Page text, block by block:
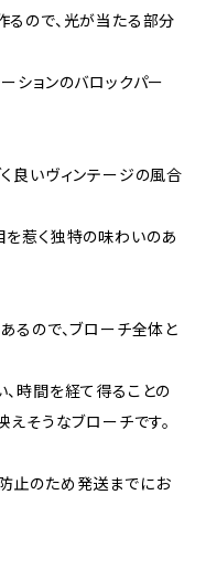
るので、光が当たる部分
ションのバロックパー
良いヴィンテージの風合
を惹く独特の味わいのあ
るので、ブローチ全体と
時間を経て得ることの
えそうなブローチです。
止のため発送までにお